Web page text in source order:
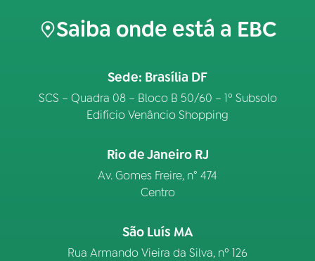
Saiba onde está a EBC
Sede: Brasília DF
SCS – Quadra 08 – Bloco B 50/60 – 1º Subsolo
Edifício Venâncio Shopping
Rio de Janeiro RJ
Av. Gomes Freire, n° 474
Centro
São Luís MA
Rua Armando Vieira da Silva, nº 126